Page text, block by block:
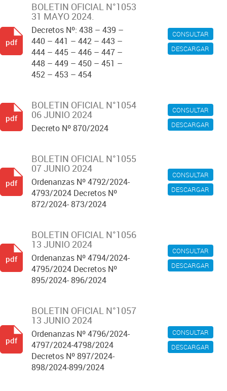
CONSULTAR
DESCARGAR
BOLETIN OFICIAL N°1053
31 MAYO 2024.
Decretos Nº: 438 – 439 –
440 – 441 – 442 – 443 –
444 – 445 – 446 – 447 –
448 – 449 – 450 – 451 –
452 – 453 – 454
pdf
CONSULTAR
DESCARGAR
BOLETIN OFICIAL N°1054
06 JUNIO 2024
Decreto Nº 870/2024
pdf
CONSULTAR
DESCARGAR
BOLETIN OFICIAL N°1055
07 JUNIO 2024
Ordenanzas Nº 4792/2024-
4793/2024 Decretos Nº
872/2024- 873/2024
pdf
CONSULTAR
DESCARGAR
BOLETIN OFICIAL N°1056
13 JUNIO 2024
Ordenanzas Nº 4794/2024-
4795/2024 Decretos Nº
895/2024- 896/2024
pdf
CONSULTAR
DESCARGAR
BOLETIN OFICIAL N°1057
13 JUNIO 2024
Ordenanzas Nº 4796/2024-
4797/2024-4798/2024
Decretos Nº 897/2024-
898/2024-899/2024
pdf